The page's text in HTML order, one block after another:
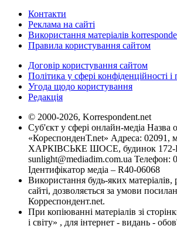
Контакти
Реклама на сайті
Використання матеріалів
Правила користування сайтом
Договір користування сайтом
Політика у сфері конфіденційності
Угода щодо користування
Редакція
© 2000-2026, Korrespondent.net
Суб'єкт у сфері онлайн-медіа Назва
«КореспонденТ.net» Адреса: 02091,
ХАРКІВСЬКЕ ШОСЕ, будинок 172-
sunlight@mediadim.com.ua Телефон:
Ідентифікатор медіа – R40-06068
Використання будь-яких
сайті, дозволяється за умови
Корреспондент.net.
При копіюванні матеріалів зі
і світу» , для інтернет - видань -